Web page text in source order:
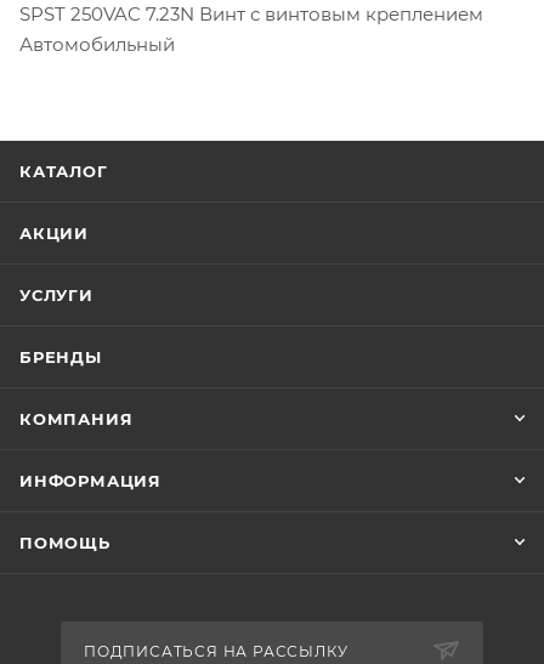
SPST 250VAC 7.23N Винт с винтовым креплением
Автомобильный
КАТАЛОГ
АКЦИИ
УСЛУГИ
БРЕНДЫ
КОМПАНИЯ
ИНФОРМАЦИЯ
ПОМОЩЬ
ПОДПИСАТЬСЯ НА РАССЫЛКУ